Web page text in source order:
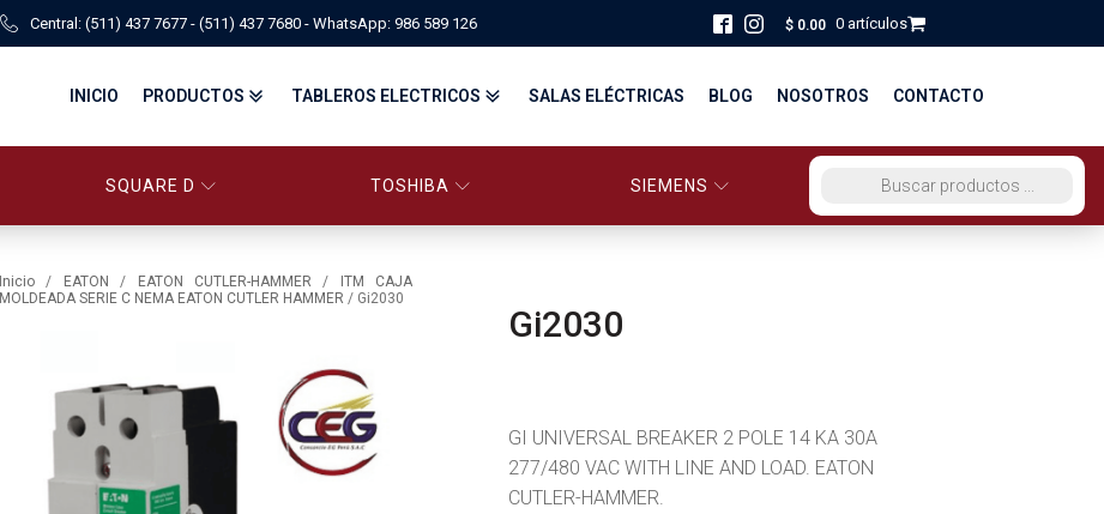
Central: (511) 437 7677 - (511) 437 7680 - WhatsApp: 986 589 126 $0.00 0 artículos
INICIO PRODUCTOS
INTERRUPTORES TERMOMAGNÉTICOS
MANDO, SEÑALIZACIÓN Y CONTROL
TRANSFORMADORES
UPS
TABLEROS ELECTRICOS
PANELBOARD, TABLEROS ELÉCTRICOS DISTRIBUCIÓN Y FUERZA
SALAS ELÉCTRICAS BLOG NOSOTROS CONTACTO
SQUARE D TOSHIBA SIEMENS BÚSQUEDA DE PRODUCTOS
Inicio / EATON / EATON CUTLER-HAMMER /
ITM CAJA
MOLDEADA SERIE C NEMA EATON CUTLER HAMMER / Gi2030
Gi2030
GI UNIVERSAL BREAKER 2 POLE 14 KA 30A
277/480 VAC WITH LINE AND LOAD. EATON
CUTLER-HAMMER.